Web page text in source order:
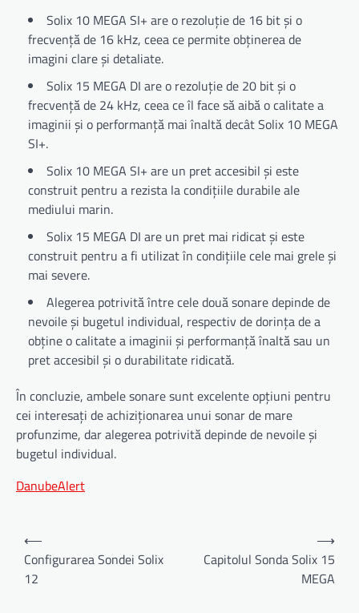
Solix 10 MEGA SI+ are o rezoluție de 16 bit și o
frecvență de 16 kHz, ceea ce permite obținerea de
imagini clare și detaliate.
Solix 15 MEGA DI are o rezoluție de 20 bit și o
frecvență de 24 kHz, ceea ce îl face să aibă o calitate a
imaginii și o performanță mai înaltă decât Solix 10 MEGA
SI+.
Solix 10 MEGA SI+ are un pret accesibil și este
construit pentru a rezista la condițiile durabile ale
mediului marin.
Solix 15 MEGA DI are un pret mai ridicat și este
construit pentru a fi utilizat în condițiile cele mai grele și
mai severe.
Alegerea potrivită între cele două sonare depinde de
nevoile și bugetul individual, respectiv de dorința de a
obține o calitate a imaginii și performanță înaltă sau un
pret accesibil și o durabilitate ridicată.
În concluzie, ambele sonare sunt excelente opțiuni pentru
cei interesați de achiziționarea unui sonar de mare
profunzime, dar alegerea potrivită depinde de nevoile și
bugetul individual.
DanubeAlert
Navigare
în
articole
⟵
Configurarea Sondei Solix
12
Capitolul Sonda Solix 15
MEGA
⟶